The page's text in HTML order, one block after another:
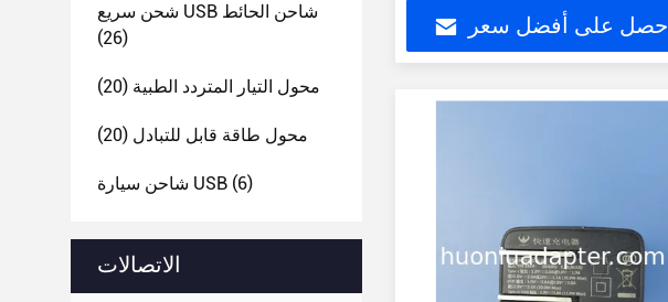
شحن سريع USB شاحن الحائط
(26)
محول التيار المتردد الطبية (20)
محول طاقة قابل للتبادل (20)
شاحن سيارة USB (6)
الاتصالات
احصل على أفضل سعر